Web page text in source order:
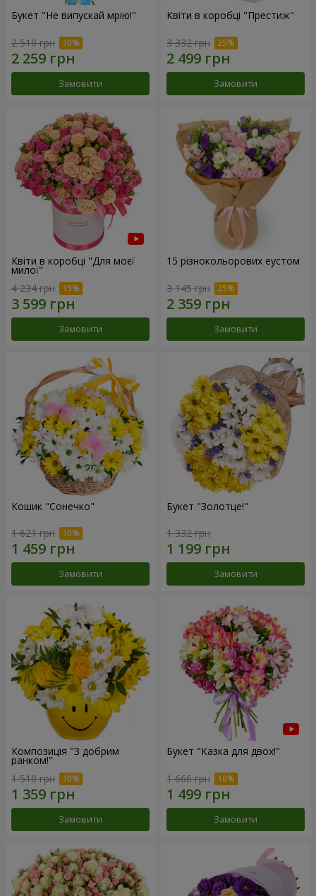
Букет "Не випускай мрію!"
2 510 грн
Замовити
Квіти в коробці "Престиж"
3 332 грн
Замовити
Квіти в коробці "Для моєї
милої"
4 234 грн
Замовити
15 різнокольорових еустом
3 145 грн
Замовити
Кошик "Сонечко"
1 621 грн
Замовити
Букет "Золотце!"
1 332 грн
Замовити
Композиція "З добрим
ранком!"
1 510 грн
Замовити
Букет "Казка для двох!"
1 666 грн
Замовити